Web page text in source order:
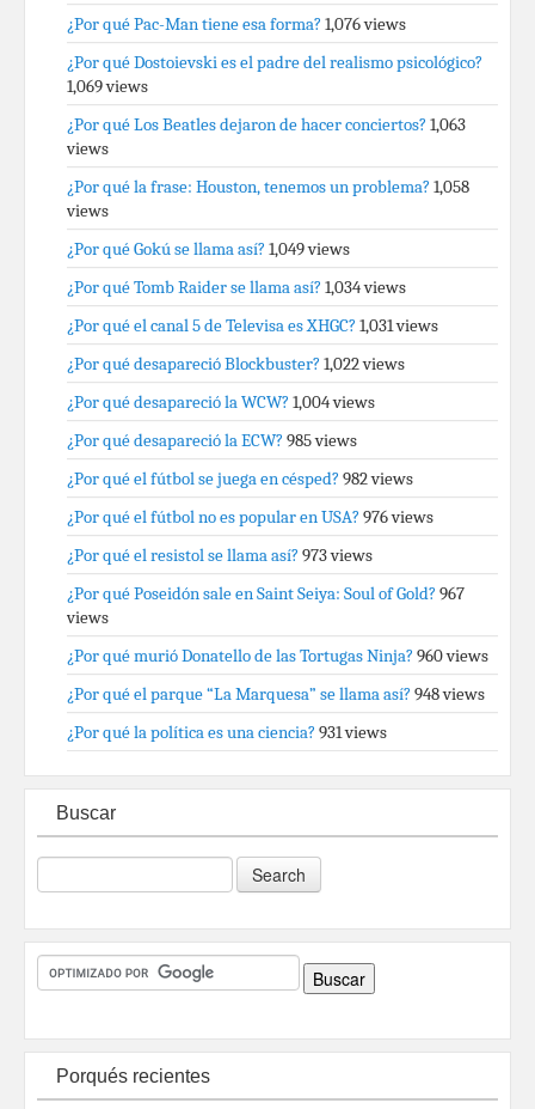
¿Por qué Pac-Man tiene esa forma? 1,076 views
¿Por qué Dostoievski es el padre del realismo psicológico?
1,069 views
¿Por qué Los Beatles dejaron de hacer conciertos? 1,063
views
¿Por qué la frase: Houston, tenemos un problema? 1,058
views
¿Por qué Gokú se llama así? 1,049 views
¿Por qué Tomb Raider se llama así? 1,034 views
¿Por qué el canal 5 de Televisa es XHGC? 1,031 views
¿Por qué desapareció Blockbuster? 1,022 views
¿Por qué desapareció la WCW? 1,004 views
¿Por qué desapareció la ECW? 985 views
¿Por qué el fútbol se juega en césped? 982 views
¿Por qué el fútbol no es popular en USA? 976 views
¿Por qué el resistol se llama así? 973 views
¿Por qué Poseidón sale en Saint Seiya: Soul of Gold? 967
views
¿Por qué murió Donatello de las Tortugas Ninja? 960 views
¿Por qué el parque “La Marquesa” se llama así? 948 views
¿Por qué la política es una ciencia? 931 views
Buscar
Porqués recientes